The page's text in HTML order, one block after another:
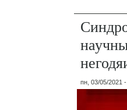
пн, 03/05/2021